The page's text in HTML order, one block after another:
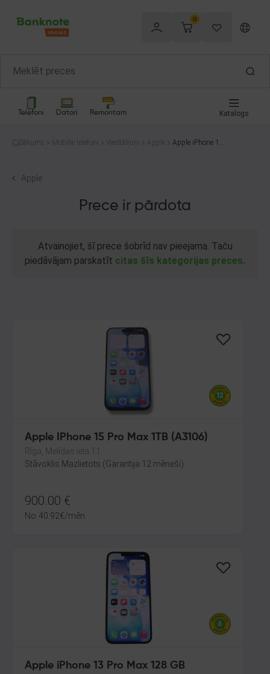
0
Telefoni Datori Remontam Katalogs
Sākums Mobilie telefoni Viedtālruņi Apple
Apple iPhone 12
Apple
Prece ir pārdota
Atvainojiet, šī prece šobrīd nav pieejama. Taču
piedāvājam parskatīt citas šīs kategorijas preces.
Apple IPhone 15 Pro Max 1TB (A3106)
Rīga, Melīdas iela 11
Stāvoklis Mazlietots (Garantija 12 mēneši)
900.00 €
No 40.92€/mēn.
Apple iPhone 13 Pro Max 128 GB